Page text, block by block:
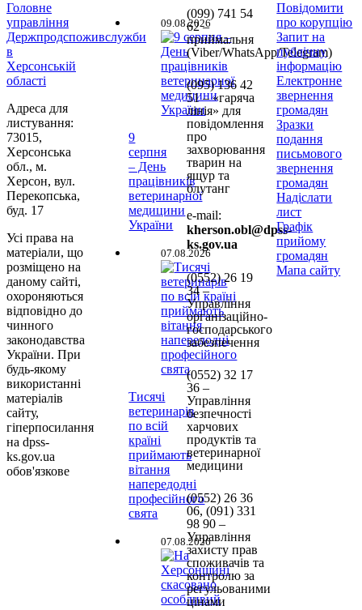
Головне
управління
Держпродспоживслужби
в
Херсонській
області
Адреса для
листування:
73015,
Херсонська
обл., м.
Херсон, вул.
Перекопська,
буд. 17
Усі права на
матеріали, що
розміщено на
даному сайті,
охороняються
відповідно до
чинного
законодавства
України. При
будь-якому
використанні
матеріалів
сайту,
гіперпосилання
на dpss-
ks.gov.ua
обов'язкове
09.08.2026
9
серпня
– День
працівників
ветеринарної
медицини
України
07.08.2026
Тисячі
ветеринарів
по всій
країні
приймають
вітання
напередодні
професійного
свята
07.08.2026
(099) 741 54
62 –
приймальня
(Viber/WhatsApp/Telegram)
(095) 136 42
51 – «гаряча
лінія» для
повідомлення
про
захворювання
тварин на
ящур та
блутанг
e-mail:
kherson.obl@dpss-
ks.gov.ua
(0552)26 19
34 –
Управління
організаційно-
господарського
забезпечення
(0552) 32 17
36 –
Управління
безпечності
харчових
продуктів та
ветеринарної
медицини
(0552) 26 36
06, (091) 331
98 90 –
Управління
захисту прав
споживачів та
контролю за
регульованими
цінами
Повідомити
про корупцію
Запит на
публічну
інформацію
Електронне
звернення
громадян
Зразки
подання
письмового
звернення
громадян
Надіслати
лист
Графік
прийому
громадян
Мапа сайту